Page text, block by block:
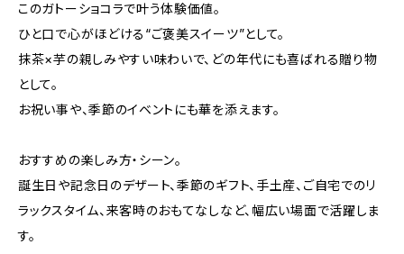
このガトーショコラで叶う体験価値。
ひと口で心がほどける“ご褒美スイーツ”として。
抹茶×芋の親しみやすい味わいで、どの年代にも喜ばれる贈り物
として。
お祝い事や、季節のイベントにも華を添えます。
おすすめの楽しみ方・シーン。
誕生日や記念日のデザート、季節のギフト、手土産、ご自宅でのリ
ラックスタイム、来客時のおもてなしなど、幅広い場面で活躍しま
す。